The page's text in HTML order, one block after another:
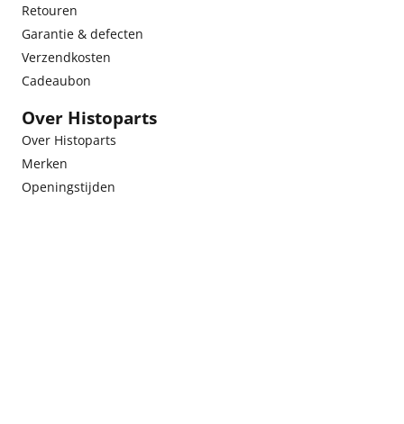
Retouren
Garantie & defecten
Verzendkosten
Cadeaubon
Over Histoparts
Over Histoparts
Merken
Openingstijden